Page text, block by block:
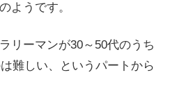
ようです。
リーマンが30～50代のうち
難しい、というパートから